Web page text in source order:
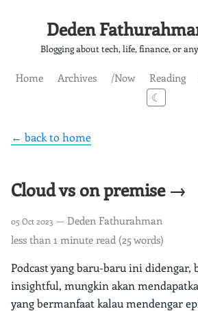
Deden
Blogging about tech, life, finance, or
Home Archives /Now Reading
☾
← back to home
Cloud vs on premise →
05 Oct 2023 — Deden Fathurahman
less than 1 minute read (25 words)
Podcast yang baru-baru ini didengar,
insightful, mungkin akan
yang bermanfaat kalau mendengar